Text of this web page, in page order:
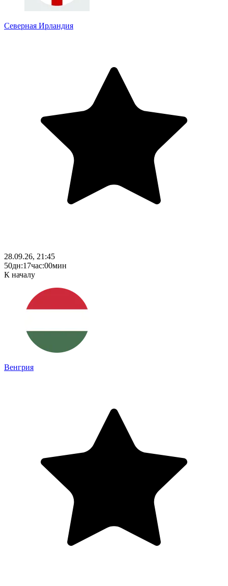
Северная Ирландия
28.09.26, 21:45
50дн:17час:00мин
К началу
Венгрия